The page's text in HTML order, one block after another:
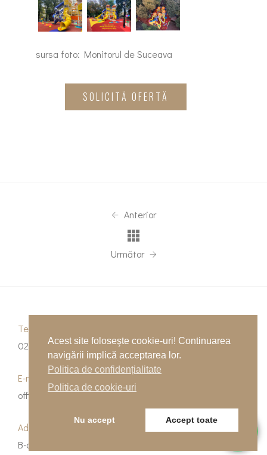
sursa foto: Monitorul de Suceava
SOLICITĂ OFERTĂ
Anterior
Următor
Telefon
0262-215334
E-mail
office@indfloor.ro
Adresa noastră
B-dul Unirii 53, Baia Mare, Maramureș
Acest site foloseşte cookie-uri! Continuarea
navigării implică acceptarea lor.
Politica de confidențialitate
Politica de cookie-uri
Nu accept Accept toate